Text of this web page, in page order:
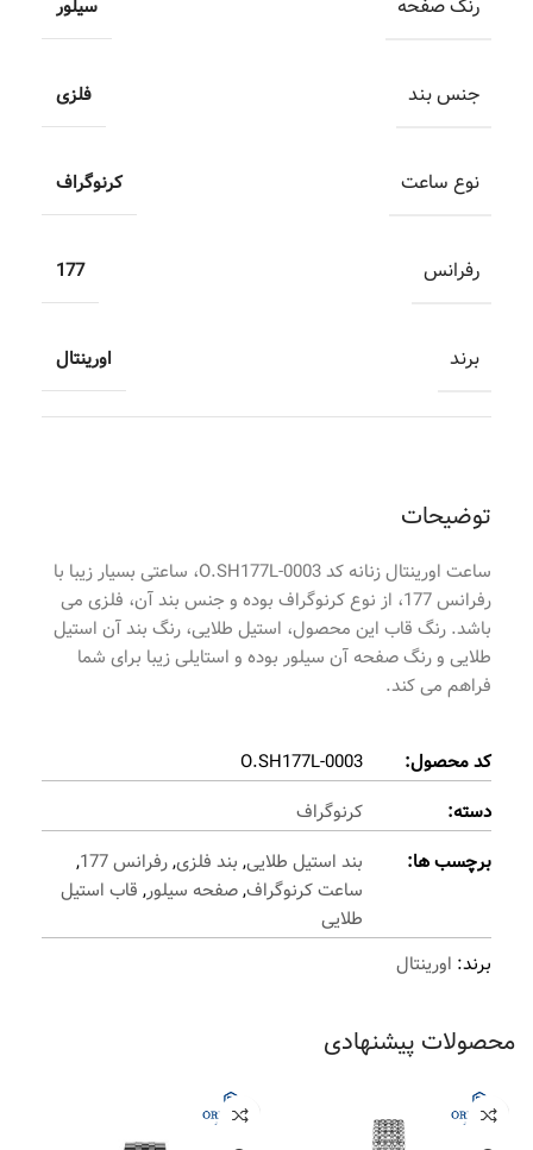
توضیحات
ساعت اورینتال زنانه کد O.SH177L-0003، ساعتی بسیار زیبا با
رفرانس 177، از نوع کرنوگراف بوده و جنس بند آن، فلزی می
باشد. رنگ قاب این محصول، استیل طلایی، رنگ بند آن استیل
طلایی و رنگ صفحه آن سیلور بوده و استایلی زیبا برای شما
فراهم می کند.
کد محصول:
O.SH177L-0003
دسته:
کرنوگراف
برچسب ها:
بند استیل طلایی, بند فلزی,رفرانس 177
,
ساعت کرنوگراف,صفحه سیلور, قاب استیل
طلایی
برند: اورینتال
رنگ صفحه سیلور
جنس بند فلزی
نوع ساعت کرنوگراف
رفرانس 177
برند اورینتال
محصولات پیشنهادی